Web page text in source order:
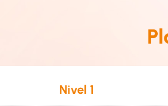
Nivel 1